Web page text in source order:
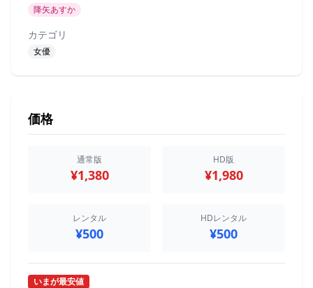
降矢あすか
カテゴリ
女優
価格
通常版
¥1,380
HD版
¥1,980
レンタル
¥500
HDレンタル
¥500
いまが最安値